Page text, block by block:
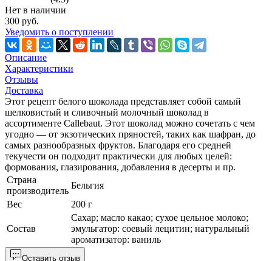
Нет в наличии
300 руб.
Уведомить о поступлении
Описание
Характеристики
Отзывы
Доставка
Этот рецепт белого шоколада представляет собой самый
шелковистый и сливочный молочный шоколад в
ассортименте Callebaut. Этот шоколад можно сочетать с чем
угодно — от экзотических пряностей, таких как шафран, до
самых разнообразных фруктов. Благодаря его средней
текучести он подходит практически для любых целей:
формования, глазирования, добавления в десерты и пр.
Страна
производитель
Бельгия
Вес
200 г
Состав
Сахар; масло какао; сухое цельное молоко;
эмульгатор: соевый лецитин; натуральный
ароматизатор: ваниль
Оставить отзыв